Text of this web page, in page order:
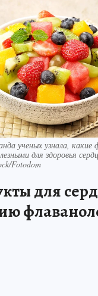
ученых узнала,
для здоровья
Fotodom
для